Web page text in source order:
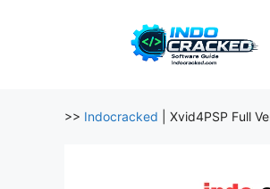
>> Indocracked Xvid4PSP Full